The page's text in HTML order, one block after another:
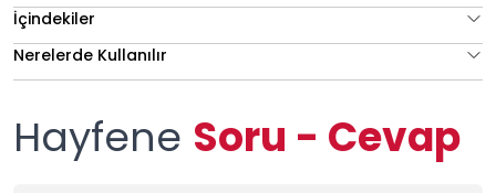
İçindekiler
Nerelerde Kullanılır
Hayfene Soru - Cevap